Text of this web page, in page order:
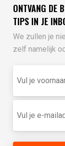
ONTVANG DE
TIPS IN JE
We zullen je
zelf namelijk
je
in
(optioneel)
mailadres